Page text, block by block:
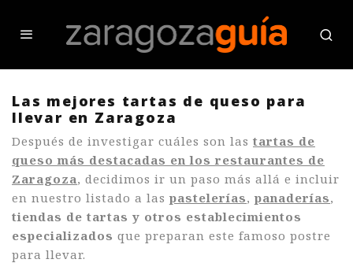
Las mejores tartas de queso para
llevar en Zaragoza
Después de investigar cuáles son las tartas de
queso más destacadas en los restaurantes de
Zaragoza, decidimos ir un paso más allá e incluir
en nuestro listado a las pastelerías, panaderías,
tiendas de tartas y otros establecimientos
especializados que preparan este famoso postre
para llevar.